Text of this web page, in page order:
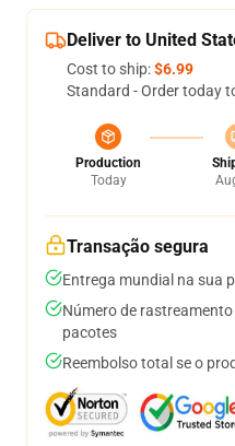
Deliver to United
Cost to ship:$6.99
Standard - Order today
Production
Today
Transação segura
Entrega mundial na sua
Número de
pacotes
Reembolso total se o